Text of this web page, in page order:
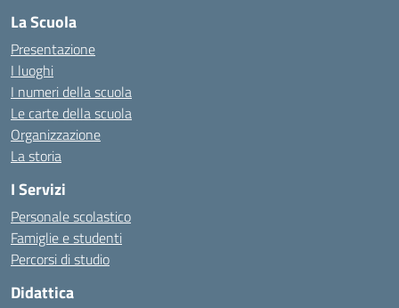
La Scuola
Presentazione
I luoghi
I numeri della scuola
Le carte della scuola
Organizzazione
La storia
I Servizi
Personale scolastico
Famiglie e studenti
Percorsi di studio
Didattica